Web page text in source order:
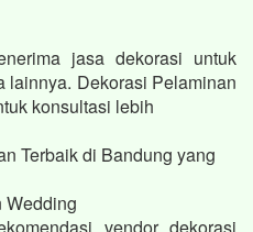
jasa dekorasi untuk
lainnya. Dekorasi Pelaminan
konsultasi lebih
Terbaik di Bandung yang
Wedding